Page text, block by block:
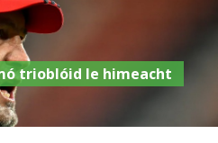
trioblóid le himeacht